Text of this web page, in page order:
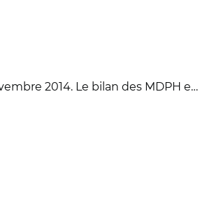
2014. Le bilan des MDPH e…